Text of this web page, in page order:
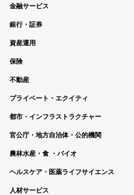
金融サービス
銀行・証券
資産運用
保険
不動産
プライベート・エクイティ
都市・インフラストラクチャー
官公庁・地方自治体・公的機関
農林水産・食 ・バイオ
ヘルスケア・医薬ライフサイエンス
人材サービス